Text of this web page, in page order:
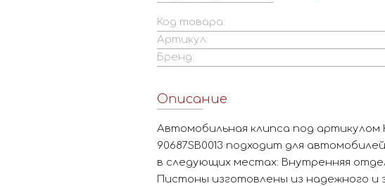
Код товара:
Артикул:
Бренд:
Описание
Автомобильная клипса под артикулом
90687SB0013 подходит для
в следующих местах: Внутренняя
Пистоны изготовлены из надежного и